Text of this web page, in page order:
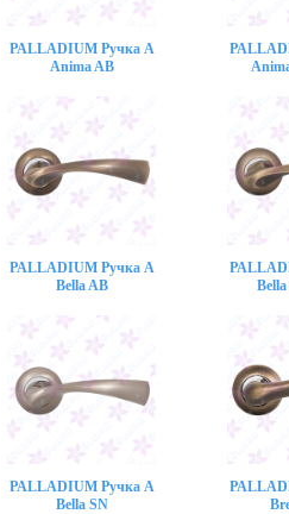
PALLADIUM Ручка A
Anima AB
PALLADIUM Ручка A
Bella AB
PALLADIUM Ручка A
Bella SN